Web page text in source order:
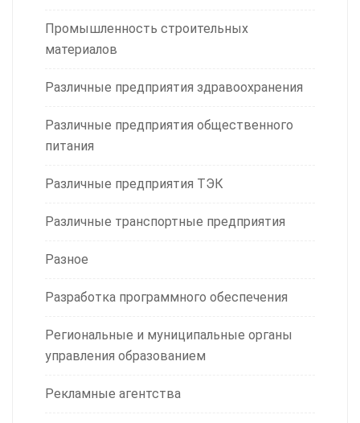
Промышленность строительных
материалов
Различные предприятия здравоохранения
Различные предприятия общественного
питания
Различные предприятия ТЭК
Различные транспортные предприятия
Разное
Разработка программного обеспечения
Региональные и муниципальные органы
управления образованием
Рекламные агентства